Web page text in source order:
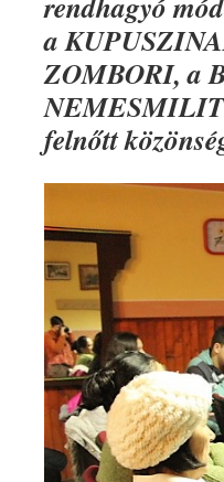
a
ZOMBORI, a
felnőtt